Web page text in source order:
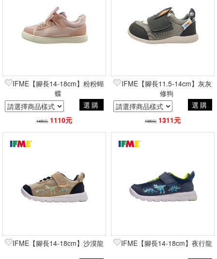
IFME【腳長14-18cm】粉粉蝴
蝶
選購
1480元 1110元
IFME【腳長11.5-14cm】灰灰
修狗
選購
1380元 1311元
IFME【腳長14-18cm】沙漠龍 IFME【腳長14-18cm】夜行龍